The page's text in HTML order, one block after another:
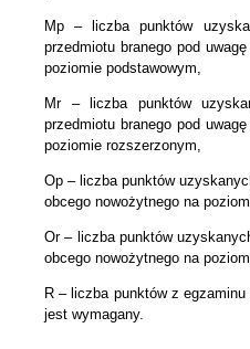
Mp – liczba punktów
przedmiotu branego pod
poziomie podstawowym,
Mr – liczba punktów
przedmiotu branego pod
poziomie rozszerzonym,
Op – liczba punktów
obcego nowożytnego na
Or – liczba punktów
obcego nowożytnego na
R – liczba punktów z
jest wymagany.